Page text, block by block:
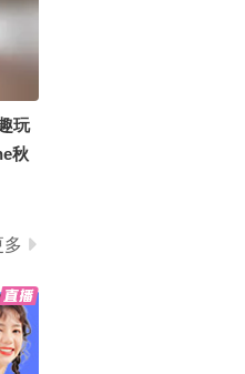
玩
秋
民
多